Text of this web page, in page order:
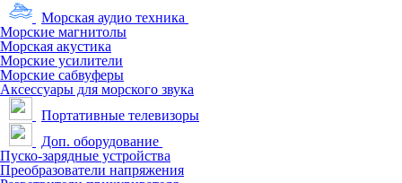
Морская аудио техника
Морские магнитолы
Морская акустика
Морские усилители
Морские сабвуферы
Аксессуары для морского звука
Портативные телевизоры
Доп. оборудование
Пуско-зарядные устройства
Преобразователи напряжения